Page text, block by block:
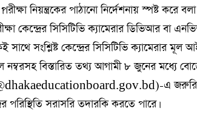
নিয়ন্ত্রকের পাঠানো নির্দেশনায় স্পষ্ট
কেন্দ্রের সিসিটিভি ক্যামেরার ডিভিআর বা
সাথে সংশ্লিষ্ট কেন্দ্রের সিসিটিভি ক্যামেরার মূল
নম্বরসহ বিস্তারিত তথ্য আগামী ৮ জুনের মধ্যে
এ জরুরি
পরিস্থিতি সরাসরি তদারকি করতে পারে।